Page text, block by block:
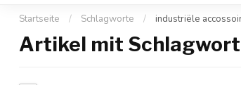
Startseite / Schlagworte / industriële
Artikel mit